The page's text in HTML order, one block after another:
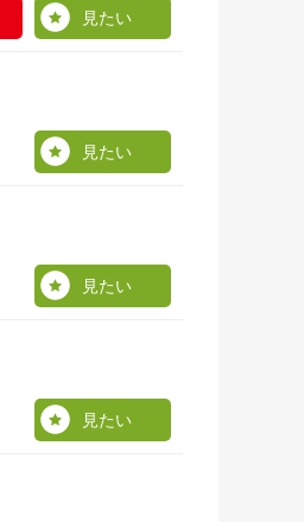
見たい
見たい
見たい
見たい